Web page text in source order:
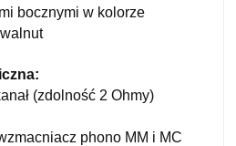
bocznymi w kolorze
(zdolność 2 Ohmy)
phono MM i MC